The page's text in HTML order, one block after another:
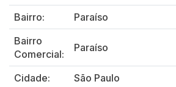
Bairro:
Paraíso
Bairro
Comercial:
Paraíso
Cidade:
São Paulo